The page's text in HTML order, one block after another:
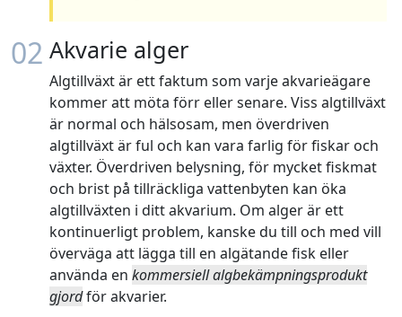
02 Akvarie alger
Algtillväxt är ett faktum som varje akvarieägare
kommer att möta förr eller senare. Viss algtillväxt
är normal och hälsosam, men överdriven
algtillväxt är ful och kan vara farlig för fiskar och
växter. Överdriven belysning, för mycket fiskmat
och brist på tillräckliga vattenbyten kan öka
algtillväxten i ditt akvarium. Om alger är ett
kontinuerligt problem, kanske du till och med vill
överväga att lägga till en algätande fisk eller
använda en kommersiell algbekämpningsprodukt
gjordför akvarier.